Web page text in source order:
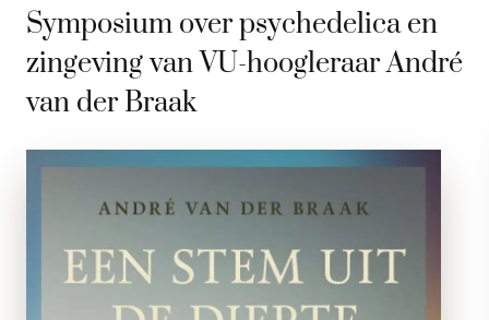
Symposium over psychedelica en
zingeving van VU-hoogleraar André
van der Braak